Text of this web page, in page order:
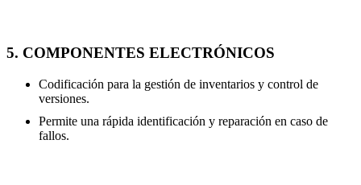
5. COMPONENTES ELECTRÓNICOS
Codificación para la gestión de inventarios y control de
versiones.
Permite una rápida identificación y reparación en caso de
fallos.